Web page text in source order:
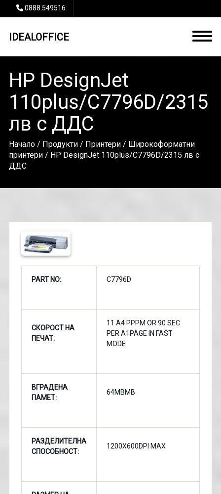
0888 549516
IDEALOFFICE
HP DesignJet
110plus/C7796D/2315
лв с ДДС
Начало/ Продукти/ Принтери/ Широкоформатни
принтери/ HP DesignJet 110plus/C7796D/2315 лв с
ДДС
PART NO: C7796D
СКОРОСТ НА
ПЕЧАТ:
11 A4 PPPM OR 90 SEC
PER A1PAGE IN FAST
MODE
ВГРАДЕНА
ПАМЕТ:
64MBMB
РАЗДЕЛИТЕЛНА
СПОСОБНОСТ:
1200X600DPI MAX